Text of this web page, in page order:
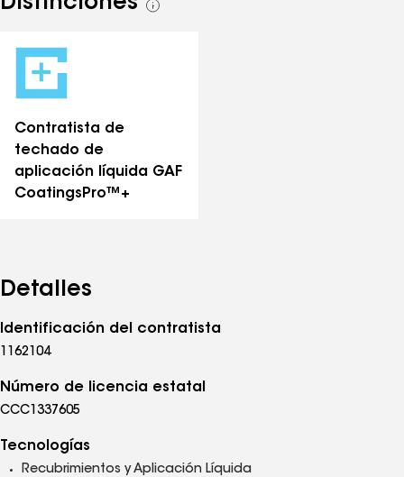
Ver
Contratista de
techado de
aplicación líquida GAF
CoatingsPro™+
Detalles
Identificación del contratista
1162104
Número de licencia estatal
CCC1337605
Tecnologías
Recubrimientos y Aplicación Líquida